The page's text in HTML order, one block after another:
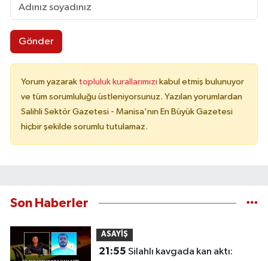
Gönder
Yorum yazarak topluluk kurallarımızı kabul etmiş bulunuyor
ve tüm sorumluluğu üstleniyorsunuz. Yazılan yorumlardan
Salihli Sektör Gazetesi - Manisa'nın En Büyük Gazetesi
hiçbir şekilde sorumlu tutulamaz.
Son Haberler
ASAYİŞ
21:55